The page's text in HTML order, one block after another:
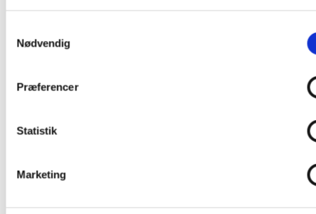
Nødvendig
Præferencer
Statistik
Marketing